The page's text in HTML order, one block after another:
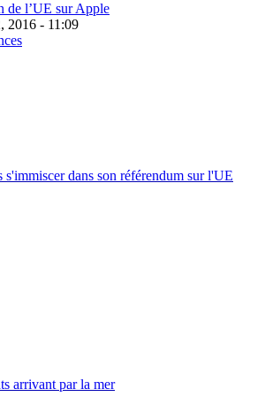
de l’UE sur Apple
2016 - 11:09
dans son référendum sur l'UE
arrivant par la mer